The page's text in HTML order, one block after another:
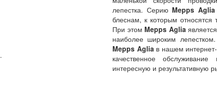
.
лепестка. Серию Mepps
блеснам, к которым относятся
При этом Mepps Aglia
наиболее широким
Mepps Agliaв нашем интернет-
качественное
интересную и результативную